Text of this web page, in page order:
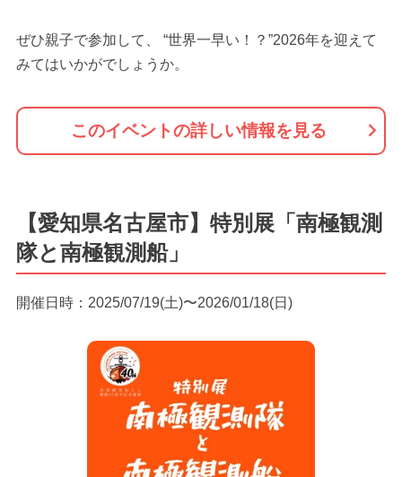
ぜひ親子で参加して、 “世界一早い！？”2026年を迎えて
みてはいかがでしょうか。
このイベントの詳しい情報を見る
【愛知県名古屋市】特別展「南極観測
隊と南極観測船」
開催日時：2025/07/19(土)〜2026/01/18(日)